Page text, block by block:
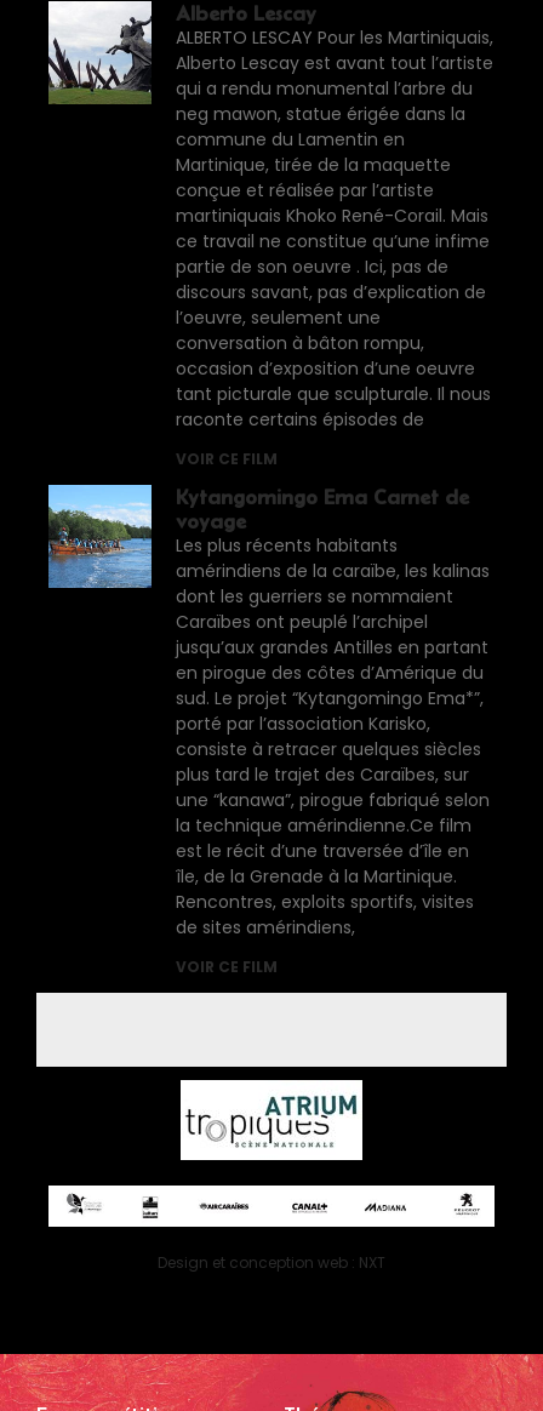
Alberto Lescay
ALBERTO LESCAY Pour les Martiniquais,
Alberto Lescay est avant tout l’artiste
qui a rendu monumental l’arbre du
neg mawon, statue érigée dans la
commune du Lamentin en
Martinique, tirée de la maquette
conçue et réalisée par l’artiste
martiniquais Khoko René-Corail. Mais
ce travail ne constitue qu’une infime
partie de son oeuvre . Ici, pas de
discours savant, pas d’explication de
l’oeuvre, seulement une
conversation à bâton rompu,
occasion d’exposition d’une oeuvre
tant picturale que sculpturale. Il nous
raconte certains épisodes de
VOIR CE FILM
Kytangomingo Ema Carnet de
voyage
Les plus récents habitants
amérindiens de la caraïbe, les kalinas
dont les guerriers se nommaient
Caraïbes ont peuplé l’archipel
jusqu’aux grandes Antilles en partant
en pirogue des côtes d’Amérique du
sud. Le projet “Kytangomingo Ema*”,
porté par l’association Karisko,
consiste à retracer quelques siècles
plus tard le trajet des Caraïbes, sur
une “kanawa”, pirogue fabriqué selon
la technique amérindienne.Ce film
est le récit d’une traversée d’île en
île, de la Grenade à la Martinique.
Rencontres, exploits sportifs, visites
de sites amérindiens,
VOIR CE FILM
Design et conception web : NXT